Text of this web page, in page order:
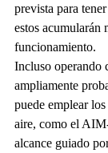
prevista para
estos acumularán
funcionamiento.
Incluso operando
ampliamente
puede emplear
aire, como el
alcance guiado